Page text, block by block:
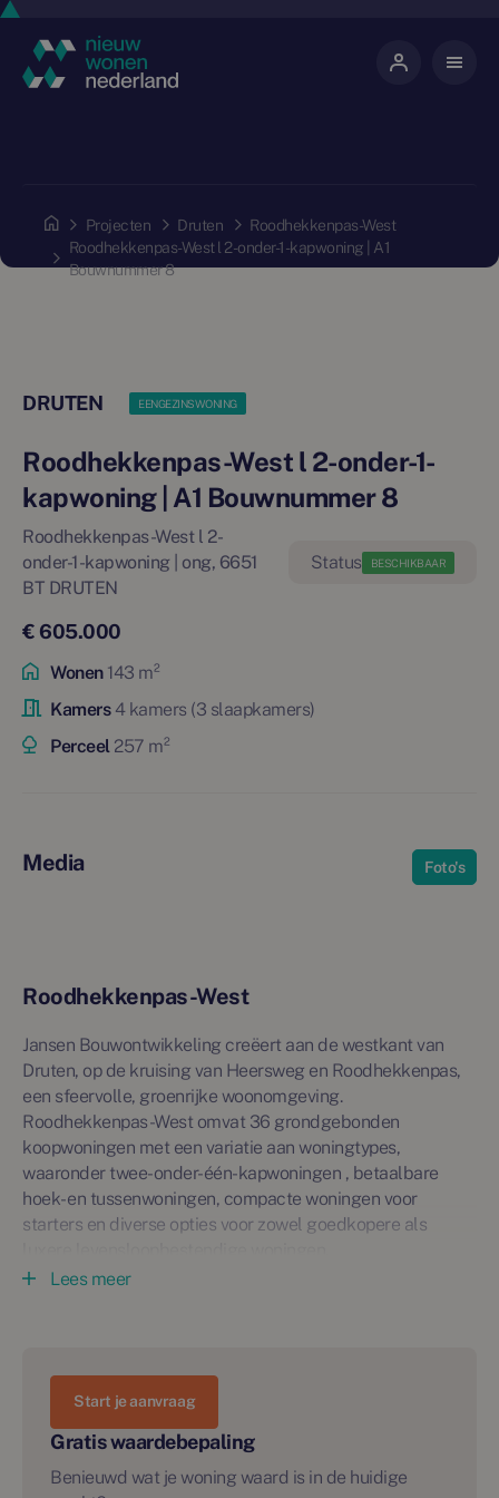
Projecten Druten
Roodhekkenpas-West
Roodhekkenpas-West l 2-onder-1-kapwoning | A1
Bouwnummer 8
DRUTEN EENGEZINSWONING
Roodhekkenpas-West l 2-onder-1-
kapwoning | A1 Bouwnummer 8
Roodhekkenpas-West l 2-
onder-1-kapwoning | ong, 6651
BT DRUTEN
BESCHIKBAAR
€ 605.000
Wonen143 m²
Kamers4 kamers (3 slaapkamers)
Perceel257 m²
Media Foto's
Roodhekkenpas-West
Jansen Bouwontwikkeling creëert aan de westkant van
Druten, op de kruising van Heersweg en Roodhekkenpas,
een sfeervolle, groenrijke woonomgeving.
Roodhekkenpas-West omvat 36 grondgebonden
koopwoningen met een variatie aan woningtypes,
waaronder twee-onder-één-kapwoningen , betaalbare
hoek- en tussenwoningen, compacte woningen voor
starters en diverse opties voor zowel goedkopere als
het Laakbos
• Voorzien van aangebouwde gemetselde berging met
groen dak
• Woonkamer aan de voorzijde en tuingerichte leefkeuken
• Standaard 3 slaapkamers op de eerste verdieping
Lees meer
Gratis waardebepaling
Benieuwd wat je woning waard is in de huidige
Start je aanvraag